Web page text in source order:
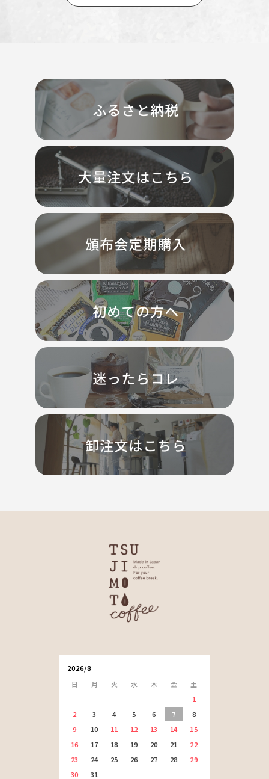
2026/8
日
月 火 水 木 金
土
1
2
3 4 5 6 7
8
9
10 11 12 13 14
15
16
17 18 19 20 21
22
23
24 25 26 27 28
29
30
31